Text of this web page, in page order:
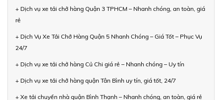
+ Dịch vụ xe tải chở hàng Quận 3 TPHCM – Nhanh chóng, an toàn, giá
rẻ
+ Dịch Vụ Xe Tải Chở Hàng Quận 5 Nhanh Chóng – Giá Tốt – Phục Vụ
24/7
+ Dịch vụ xe tải chở hàng Củ Chi giá rẻ – Nhanh chóng – Uy tín
+ Dịch vụ xe tải chở hàng quận Tân Bình uy tín, giá tốt, 24/7
+ Xe tải chuyển nhà quận Bình Thạnh – Nhanh chóng, an toàn, giá rẻ